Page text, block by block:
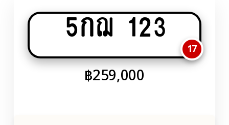
5กฌ 123
17
฿259,000